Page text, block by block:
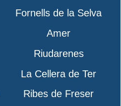
Fornells de la Selva
Amer
Riudarenes
La Cellera de Ter
Ribes de Freser